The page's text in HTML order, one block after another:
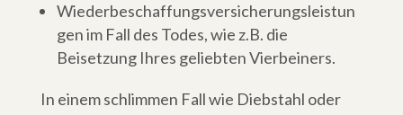
Wiederbeschaffungsversicherungsleistun
gen im Fall des Todes, wie z.B. die
Beisetzung Ihres geliebten Vierbeiners.
In einem schlimmen Fall wie Diebstahl oder